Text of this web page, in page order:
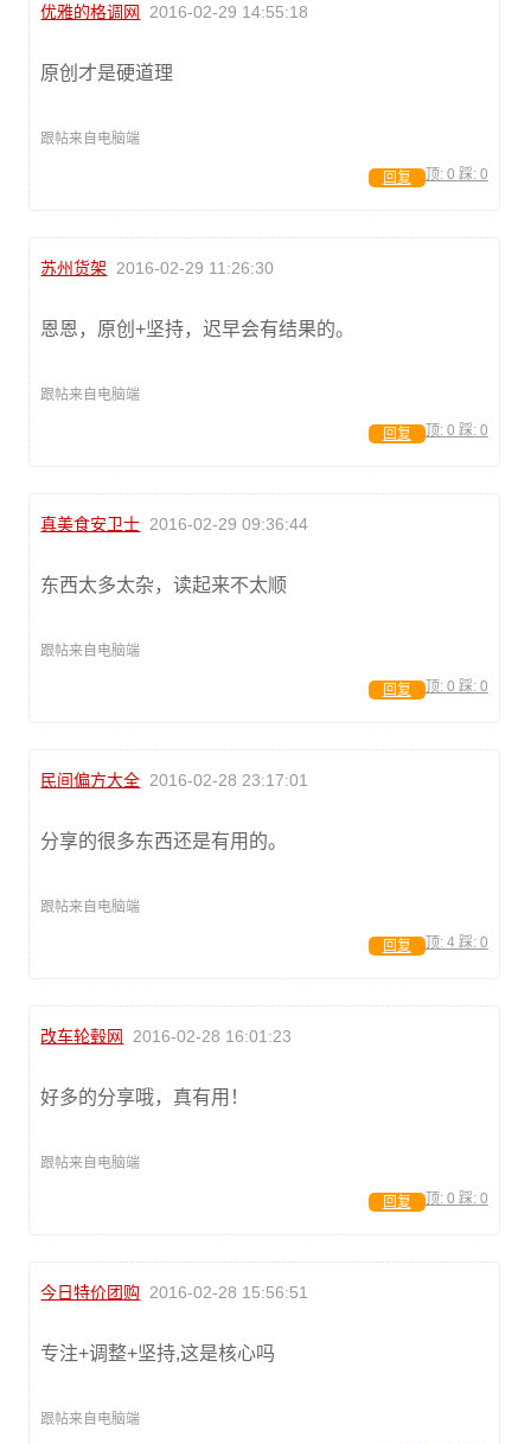
优雅的格调网 2016-02-29 14:55:18
原创才是硬道理
跟帖来自电脑端
顶: 0 踩: 0
回复
苏州货架 2016-02-29 11:26:30
恩恩，原创+坚持，迟早会有结果的。
跟帖来自电脑端
顶: 0 踩: 0
回复
真美食安卫士 2016-02-29 09:36:44
东西太多太杂，读起来不太顺
跟帖来自电脑端
顶: 0 踩: 0
回复
民间偏方大全 2016-02-28 23:17:01
分享的很多东西还是有用的。
跟帖来自电脑端
顶: 4 踩: 0
回复
改车轮毂网 2016-02-28 16:01:23
好多的分享哦，真有用！
跟帖来自电脑端
顶: 0 踩: 0
回复
今日特价团购 2016-02-28 15:56:51
专注+调整+坚持,这是核心吗
跟帖来自电脑端